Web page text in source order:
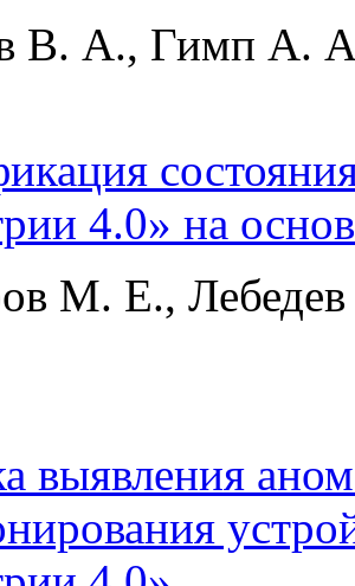
В. А., Гимп А.
4.0» на
М. Е.,
выявления